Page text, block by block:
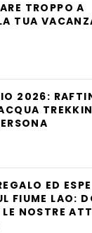
TROPPO A
TUA
2026:
ED
FIUME LAO:
NOSTRE